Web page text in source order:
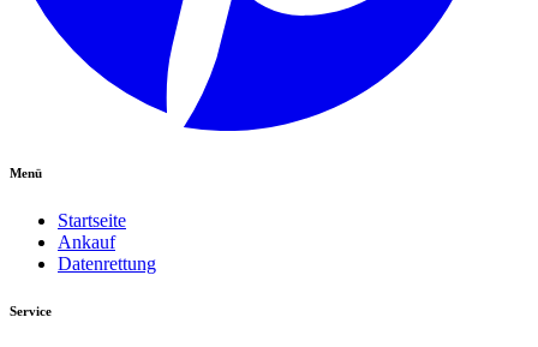
Menü
Startseite
Ankauf
Datenrettung
Service